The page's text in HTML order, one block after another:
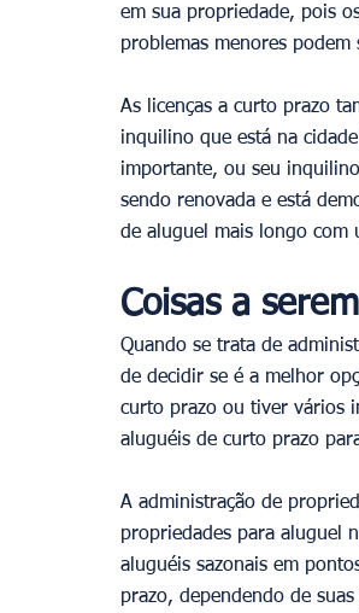
em sua propriedade, pois
problemas menores
As licenças a curto prazo
inquilino que está na
importante, ou seu
sendo renovada e está
de aluguel mais longo com
Coisas a
Quando se trata de
de decidir se é a melhor
curto prazo ou tiver vários
aluguéis de curto prazo
A administração de
propriedades para aluguel
aluguéis sazonais em
prazo, dependendo de